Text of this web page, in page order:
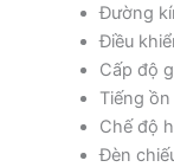
Đường
Điều
Cấp độ
Tiếng
Chế độ
Đèn